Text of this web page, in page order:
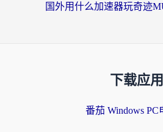
下载应用
番茄 Windows PC